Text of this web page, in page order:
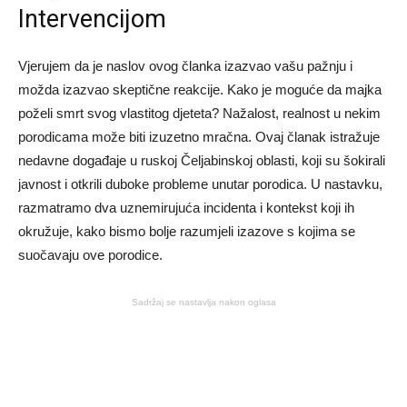
Intervencijom
Vjerujem da je naslov ovog članka izazvao vašu pažnju i
možda izazvao skeptične reakcije. Kako je moguće da majka
poželi smrt svog vlastitog djeteta? Nažalost, realnost u nekim
porodicama može biti izuzetno mračna. Ovaj članak istražuje
nedavne događaje u ruskoj Čeljabinskoj oblasti, koji su šokirali
javnost i otkrili duboke probleme unutar porodica. U nastavku,
razmatramo dva uznemirujuća incidenta i kontekst koji ih
okružuje, kako bismo bolje razumjeli izazove s kojima se
suočavaju ove porodice.
Sadržaj se nastavlja nakon oglasa